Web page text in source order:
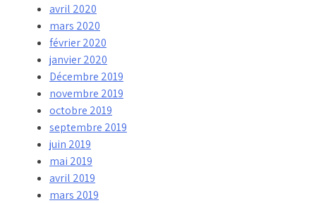
avril 2020
mars 2020
février 2020
janvier 2020
Décembre 2019
novembre 2019
octobre 2019
septembre 2019
juin 2019
mai 2019
avril 2019
mars 2019